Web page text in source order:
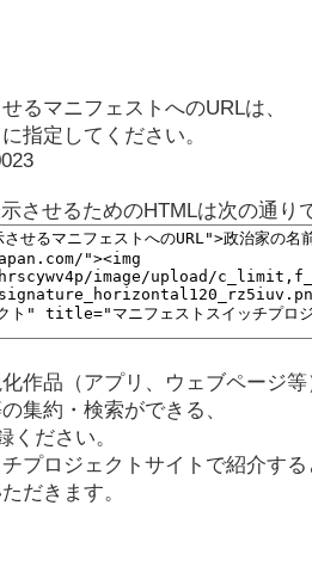
るマニフェストへのURLは、
指定してください。
させるためのHTMLは次の通り
作品（アプリ、ウェブページ等
集約・検索ができる、
ください。
プロジェクトサイトで紹介する
だきます。